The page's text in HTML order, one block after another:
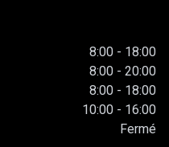
8:00 - 18:00
8:00 - 20:00
8:00 - 18:00
10:00 - 16:00
Fermé